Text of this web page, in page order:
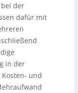
der
dafür mit
in der
und